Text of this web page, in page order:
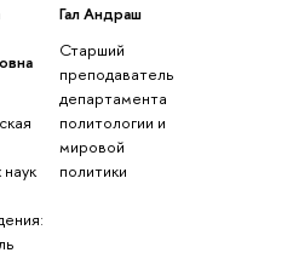
Гал Андраш
Старший
преподаватель
департамента
политологии и
мировой
политики